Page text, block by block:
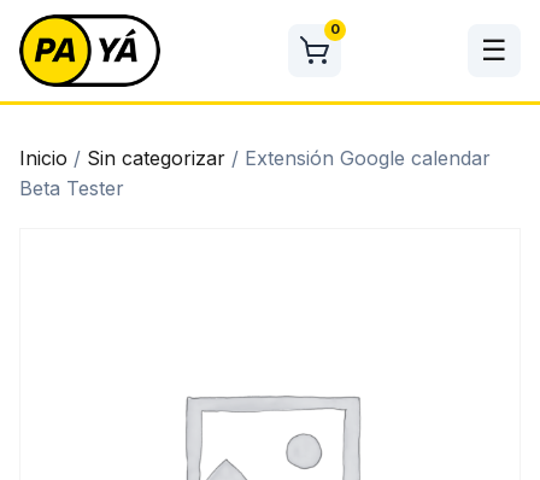
Skip
content
☰
0
Inicio / Sin categorizar / Extensión Google calendar
Beta Tester